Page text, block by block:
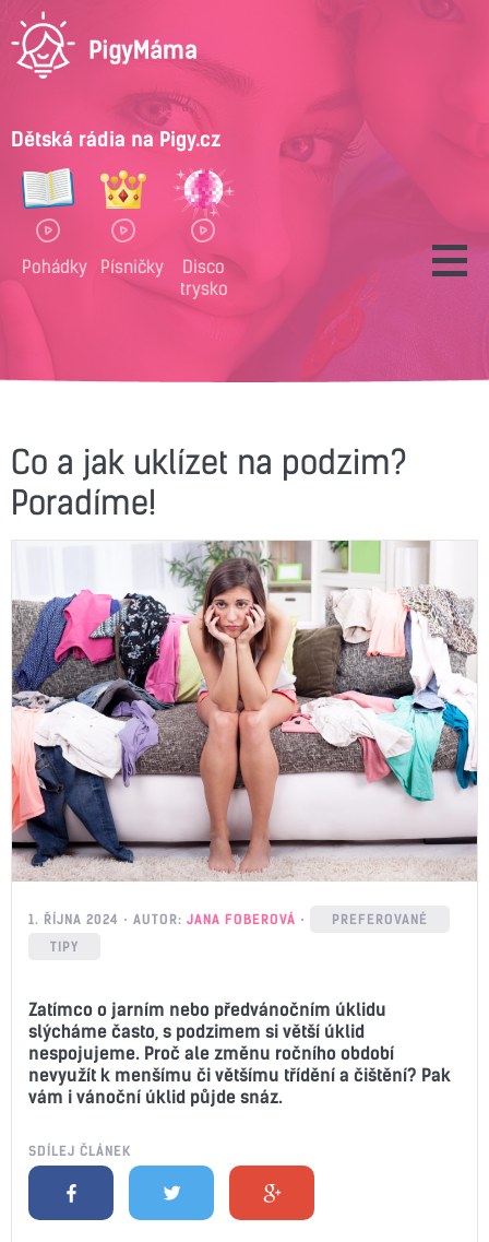
Dětská rádia na Pigy.cz
Pohádky Písničky
Disco
trysko
Co a jak uklízet na podzim?
Poradíme!
1. ŘÍJNA 2024 AUTOR: JANA FOBEROVÁ
PREFEROVANÉ
TIPY
Zatímco o jarním nebo předvánočním úklidu
slýcháme často, s podzimem si větší úklid
nespojujeme. Proč ale změnu ročního období
nevyužít k menšímu či většímu třídění a čištění? Pak
vám i vánoční úklid půjde snáz.
SDÍLEJ ČLÁNEK